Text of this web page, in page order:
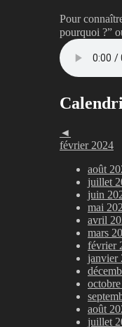
Pour
pourquoi ?”
◄
février 2024
août
juillet
juin
mai
avril
mars
février
janvier
août
juillet